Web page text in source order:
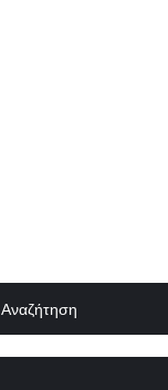
Αναζήτηση